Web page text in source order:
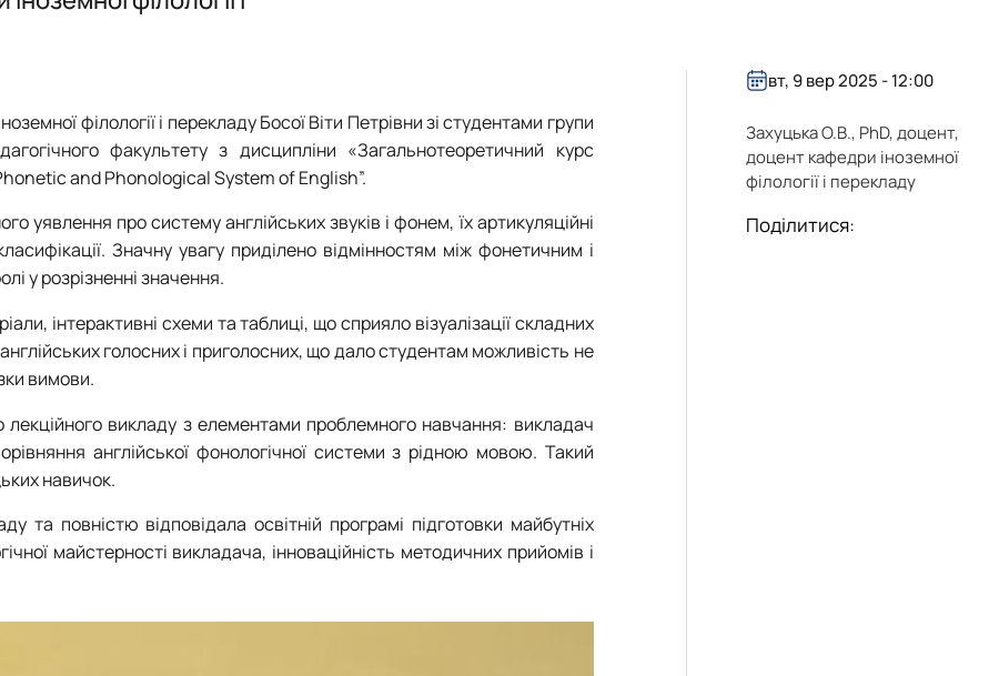
Робочі програми, силабуси, ЕНК
Робочі програми, силабуси, ЕНК
Робочі програми, силабуси, ЕНК
Робочі програми, силабуси, ЕНК
Découvertes
філології і перекладу Босої Віти Петрівни зі студентами групи
факультету з дисципліни «Загальнотеоретичний курс
and Phonological System of English”.
уявлення про систему англійських звуків і фонем, їх артикуляційні
Значну увагу приділено відмінностям між фонетичним і
у розрізненні значення.
інтерактивні схеми та таблиці, що сприяло візуалізації складних
голосних і приголосних, що дало студентам можливість не
вимови.
викладу з елементами проблемного навчання: викладач
англійської фонологічної системи з рідною мовою. Такий
навичок.
та повністю відповідала освітній програмі підготовки майбутніх
майстерності викладача, інноваційність методичних прийомів і
вт, 9 вер 2025 - 12:00
Захуцька О.В., PhD, доцент,
доцент кафедри іноземної
філології і перекладу
Поділитися: